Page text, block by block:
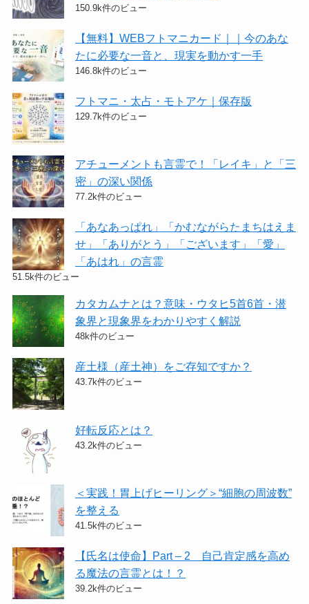
150.9k件のビュー
【無料】WEBフトマニカード｜｜今のあな
たに必要な一音と、現実を動かす一手
146.8k件のビュー
フトマニ・太占・モトアケ｜保存版
129.7k件のビュー
アチューメントも言霊で！「レイキ」と「三
密」の深い関係
77.2k件のビュー
「あなあっぱれ」「かむながらたまちはえま
せ」「ありがとう」「ございます」「愛」
「あはれ」の言霊
51.5k件のビュー
カタカムナとは？意味・ウタヒ5首6首・潜
象界と現象界をわかりやすく解説
48k件のビュー
産土様（産土神）をご存知ですか？
43.7k件のビュー
好転反応とは？
43.2k件のビュー
＜実践！胃上げヒーリング＞​“細胞の周波数”
を整える
41.5k件のビュー
【氏名は使命】Part – 2 自己肯定感を高め
る魔法の言霊とは！？
39.2k件のビュー